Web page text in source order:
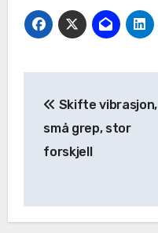
Skifte vibrasjon,
små grep, stor
forskjell